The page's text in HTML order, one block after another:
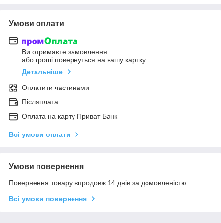
Умови оплати
Ви отримаєте замовлення
або гроші повернуться на вашу картку
Детальніше
Оплатити частинами
Післяплата
Оплата на карту Приват Банк
Всі умови оплати
Умови повернення
Повернення товару впродовж 14 днів за домовленістю
Всі умови повернення